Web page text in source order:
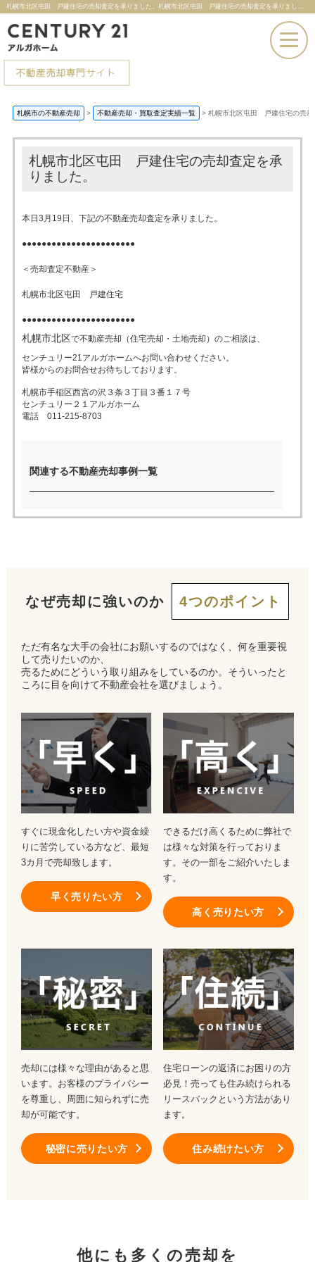
札幌市北区屯田 戸建住宅の売却査定を承りました。札幌市北区屯田 戸建住宅の売却査定を承りました。 |札幌市の不動産売却ならセンチュリー21アルガホーム
早く
売りたい
高く
売りたい
秘密に
来店予約
札幌市の不動産売却 > 不動産売却・買取査定実績一覧 > 札幌市北区屯田 戸建住宅の売却
札幌市北区屯田 戸建住宅の売却査定を承
りました。
本日3月19日、下記の不動産売却査定を承りました。
●●●●●●●●●●●●●●●●●●●●●●●
＜売却査定不動産＞
札幌市北区屯田 戸建住宅
●●●●●●●●●●●●●●●●●●●●●●●
札幌市北区で不動産売却（住宅売却・土地売却）のご相談は、
センチュリー21アルガホームへお問い合わせください。
皆様からのお問合せお待ちしております。
札幌市手稲区西宮の沢３条３丁目３番１７号
センチュリー２１アルガホーム
電話 011-215-8703
関連する不動産売却事例一覧
なぜ売却に強いのか 4つのポイント
ただ有名な大手の会社にお願いするのではなく、何を重要視
して売りたいのか、
売るためにどういう取り組みをしているのか。そういったと
ころに目を向けて不動産会社を選びましょう。
すぐに現金化したい方や資金繰
りに苦労している方など、最短
3カ月で売却致します。
早く売りたい方
できるだけ高くるために弊社で
は様々な対策を行っておりま
す。その一部をご紹介いたしま
す。
高く売りたい方
売却には様々な理由があると思
います。お客様のプライバシー
を尊重し、周囲に知られずに売
却が可能です。
秘密に売りたい方
住宅ローンの返済にお困りの方
必見！売っても住み続けられる
リースバックという方法があり
ます。
住み続けたい方
他にも多くの売却を